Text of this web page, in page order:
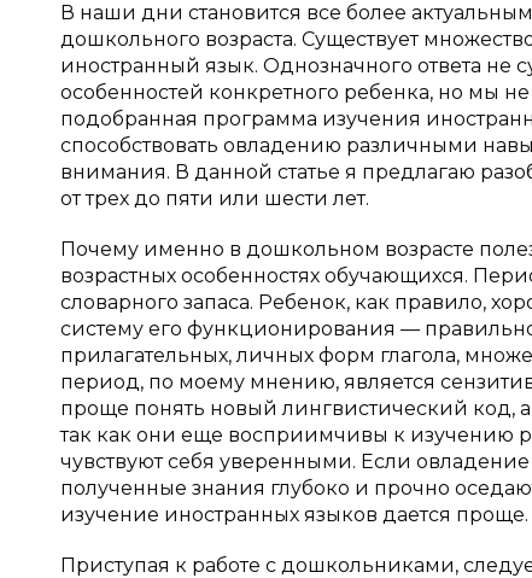
В наши дни становится все более
дошкольного возраста. Существует
иностранный язык. Однозначного ответа не
особенностей конкретного ребенка, но мы
подобранная программа изучения
способствовать овладению различными
внимания. В данной статье я предлагаю
от трех до пяти или шести лет.
Почему именно в дошкольном возрасте
возрастных особенностях обучающихся.
словарного запаса. Ребенок, как правило,
систему его функционирования —
прилагательных, личных форм глагола,
период, по моему мнению, является
проще понять новый лингвистический код,
так как они еще восприимчивы к изучению
чувствуют себя уверенными. Если
полученные знания глубоко и прочно
изучение иностранных языков дается проще.
Приступая к работе с дошкольниками,